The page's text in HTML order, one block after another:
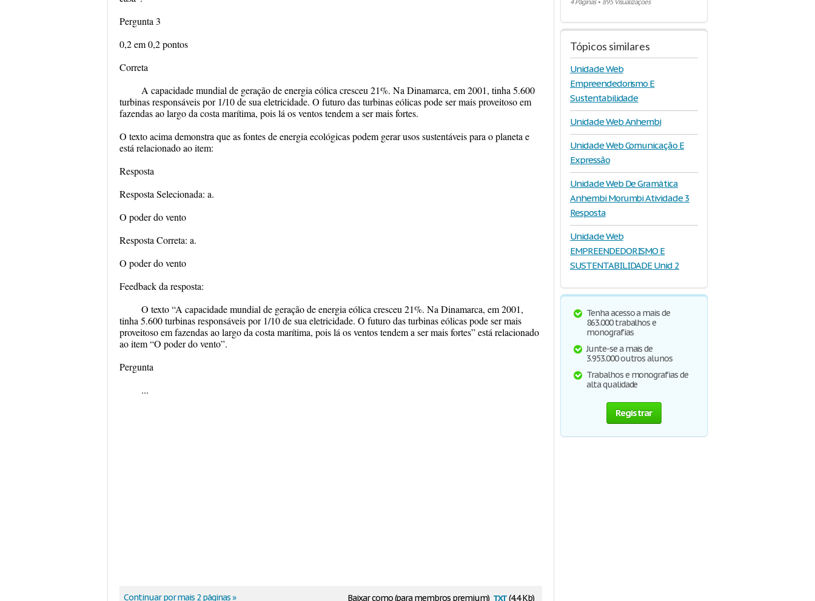
Pergunta 3
0,2 em 0,2 pontos
Correta
A capacidade mundial de geração de energia eólica cresceu 21%. Na Dinamarca, em 2001, tinha 5.600
turbinas responsáveis por 1/10 de sua eletricidade. O futuro das turbinas eólicas pode ser mais proveitoso em
fazendas ao largo da costa marítima, pois lá os ventos tendem a ser mais fortes.
O texto acima demonstra que as fontes de energia ecológicas podem gerar usos sustentáveis para o planeta e
está relacionado ao item:
Resposta
Resposta Selecionada: a.
O poder do vento
Resposta Correta: a.
O poder do vento
Feedback da resposta:
O texto “A capacidade mundial de geração de energia eólica cresceu 21%. Na Dinamarca, em 2001,
tinha 5.600 turbinas responsáveis por 1/10 de sua eletricidade. O futuro das turbinas eólicas pode ser mais
proveitoso em fazendas ao largo da costa marítima, pois lá os ventos tendem a ser mais fortes” está relacionado
ao item “O poder do vento”.
Pergunta
...
Baixar como (para membros premium) txt(4.4 Kb)
Continuar por mais 2 páginas »
4 Páginas• 895 Visualizações
Tópicos similares
Unidade Web
Empreendedorismo E
Sustentabilidade
Unidade Web Anhembi
Unidade Web Comunicação E
Expressão
Unidade Web De Gramática
Anhembi Morumbi Atividade 3
Resposta
Unidade Web
EMPREENDEDORISMO E
SUSTENTABILIDADE Unid 2
Tenha acesso a mais de
863.000 trabalhos e
monografias
Junte-se a mais de
3.953.000 outros alunos
Trabalhos e monografias de
alta qualidade
Registrar